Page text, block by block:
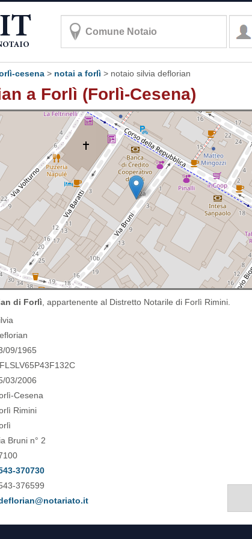
cesena > notai a forlì > notaio silvia deflorian
a Forlì (Forlì-Cesena)
di Forlì , appartenente al Distretto Notarile di Forlì Rimini.
09/1965
03/2006
Cesena
Rimini
Bruni n° 2
370730
376599